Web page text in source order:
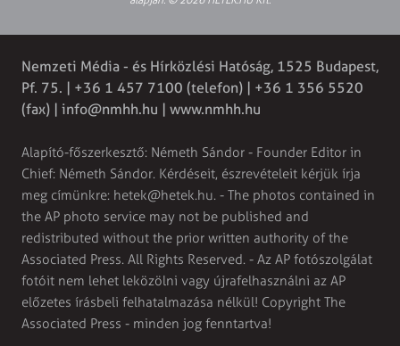
Nemzeti Média - és Hírközlési Hatóság, 1525 Budapest,
Pf. 75. | +36 1 457 7100 (telefon) | +36 1 356 5520
(fax) | info@nmhh.hu | www.nmhh.hu
Alapító-főszerkesztő: Németh Sándor - Founder Editor in
Chief: Németh Sándor. Kérdéseit, észrevételeit kérjük írja
meg címünkre: hetek@hetek.hu. - The photos contained in
the AP photo service may not be published and
redistributed without the prior written authority of the
Associated Press. All Rights Reserved. - Az AP fotószolgálat
fotóit nem lehet leközölni vagy újrafelhasználni az AP
előzetes írásbeli felhatalmazása nélkül! Copyright The
Associated Press - minden jog fenntartva!